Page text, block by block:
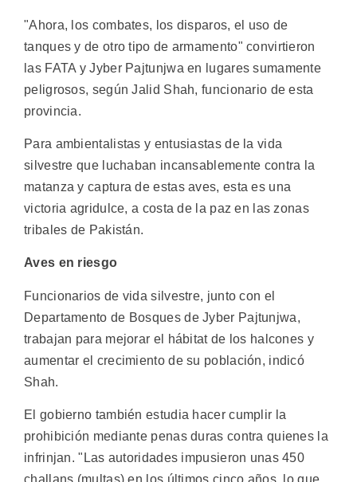
"Ahora, los combates, los disparos, el uso de
tanques y de otro tipo de armamento" convirtieron
las FATA y Jyber Pajtunjwa en lugares sumamente
peligrosos, según Jalid Shah, funcionario de esta
provincia.
Para ambientalistas y entusiastas de la vida
silvestre que luchaban incansablemente contra la
matanza y captura de estas aves, esta es una
victoria agridulce, a costa de la paz en las zonas
tribales de Pakistán.
Aves en riesgo
Funcionarios de vida silvestre, junto con el
Departamento de Bosques de Jyber Pajtunjwa,
trabajan para mejorar el hábitat de los halcones y
aumentar el crecimiento de su población, indicó
Shah.
El gobierno también estudia hacer cumplir la
prohibición mediante penas duras contra quienes la
infrinjan. "Las autoridades impusieron unas 450